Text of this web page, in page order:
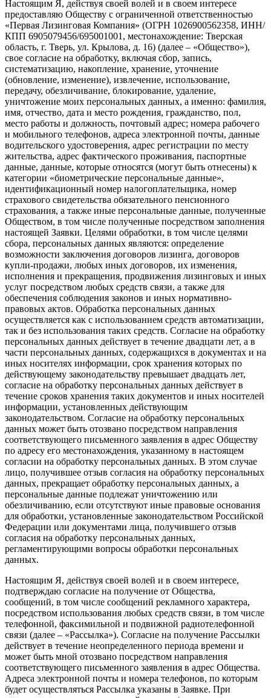
Настоящим Я, действуя своей волей и в своем интересе
предоставляю Обществу с ограниченной ответственностью
«Первая Лизинговая Компания» (ОГРН 1026900562358, ИНН/
КПП 6905079456/695001001, местонахождение: Тверская
область, г. Тверь, ул. Крылова, д. 16) (далее – «Общество»),
свое согласие на обработку, включая сбор, запись,
систематизацию, накопление, хранение, уточнение
(обновление, изменение), извлечение, использование,
передачу, обезличивание, блокирование, удаление,
уничтожение моих персональных данных, а именно: фамилия,
имя, отчество, дата и место рождения, гражданство, пол,
место работы и должность, почтовый адрес; номера рабочего
и мобильного телефонов, адреса электронной почты, данные
водительского удостоверения, адрес регистрации по месту
жительства, адрес фактического проживания, паспортные
данные, данные, которые относятся (могут быть отнесены) к
категории «биометрические персональные данные»,
идентификационный номер налогоплательщика, номер
страхового свидетельства обязательного пенсионного
страхования, а также иные персональные данные, полученные
Обществом, в том числе полученные посредством заполнения
настоящей Заявки. Целями обработки, в том числе целями
сбора, персональных данных являются: определение
возможности заключения договоров лизинга, договоров
купли-продажи, любых иных договоров, их изменения,
исполнения и прекращения, продвижения лизинговых и иных
услуг посредством любых средств связи, а также для
обеспечения соблюдения законов и иных нормативно-
правовых актов. Обработка персональных данных
осуществляется как с использованием средств автоматизации,
так и без использования таких средств. Согласие на обработку
персональных данных действует в течение двадцати лет, а в
части персональных данных, содержащихся в документах и на
иных носителях информации, срок хранения которых по
действующему законодательству превышает двадцать лет,
согласие на обработку персональных данных действует в
течение сроков хранения таких документов и иных носителей
информации, установленных действующим
законодательством. Согласие на обработку персональных
данных может быть отозвано посредством направления
соответствующего письменного заявления в адрес Обществу
по адресу его местонахождения, указанному в настоящем
согласии на обработку персональных данных. В этом случае
лицо, получившее отзыв согласия на обработку персональных
данных, прекращает обработку персональных данных, а
персональные данные подлежат уничтожению или
обезличиванию, если отсутствуют иные правовые основания
для обработки, установленные законодательством Российской
Федерации или документами лица, получившего отзыв
согласия на обработку персональных данных,
регламентирующими вопросы обработки персональных
данных.
Настоящим Я, действуя своей волей и в своем интересе,
подтверждаю согласие на получение от Общества,
сообщений, в том числе сообщений рекламного характера,
посредством использования любых средств связи, в том числе
телефонной, факсимильной и подвижной радиотелефонной
связи (далее – «Рассылка»). Согласие на получение Рассылки
действует в течение неопределенного периода времени и
может быть мной отозвано посредством направления
соответствующего письменного заявления в адрес Общества.
Адреса электронной почты и номера телефонов, по которым
будет осуществляться Рассылка указаны в Заявке. При